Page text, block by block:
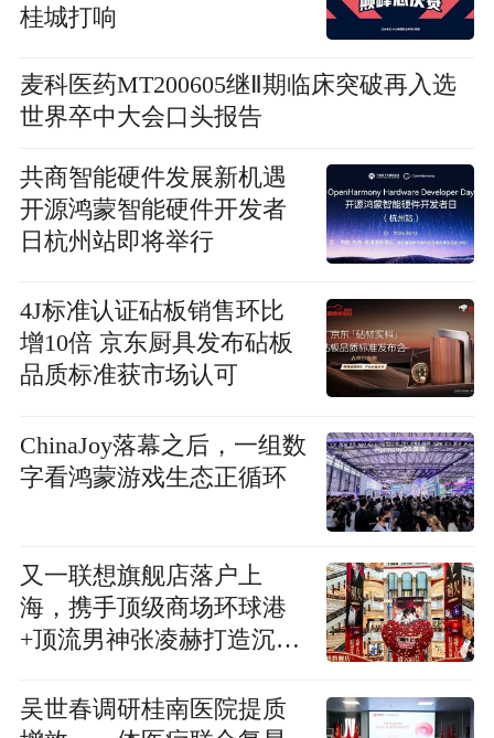
桂城打响
麦科医药MT200605继Ⅱ期临床突破再入选
世界卒中大会口头报告
共商智能硬件发展新机遇
开源鸿蒙智能硬件开发者
日杭州站即将举行
4J标准认证砧板销售环比
增10倍 京东厨具发布砧板
品质标准获市场认可
ChinaJoy落幕之后，一组数
字看鸿蒙游戏生态正循环
又一联想旗舰店落户上
海，携手顶级商场环球港
+顶流男神张凌赫打造沉浸
吴世春调研桂南医院提质